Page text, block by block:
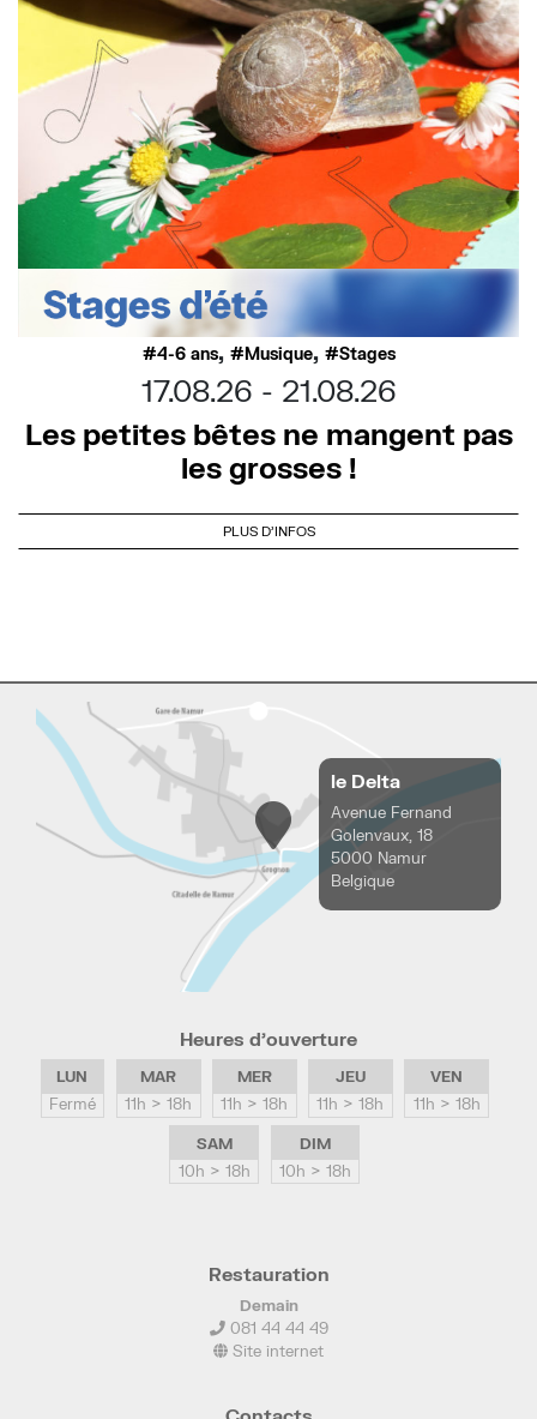
4-6 ans, Musique, Stages
17.08.26
21.08.26
Les petites bêtes ne mangent pas
les grosses !
PLUS D'INFOS
le Delta
Avenue Fernand
Golenvaux, 18
5000 Namur
Belgique
Heures d’ouverture
LUN
Fermé
MAR
11h > 18h
MER
11h > 18h
JEU
11h > 18h
VEN
11h > 18h
SAM
10h > 18h
DIM
10h > 18h
Restauration
Demain
081 44 44 49
Site internet